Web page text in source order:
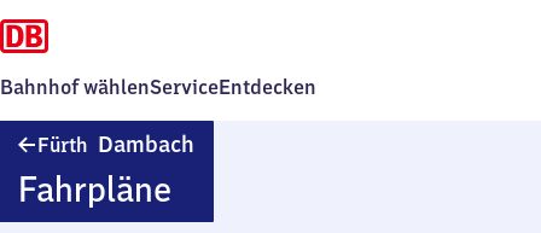
Bahnhof wählenServiceEntdecken
Fürth Dambach
Fahrpläne